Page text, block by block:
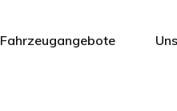
Fahrzeugangebote